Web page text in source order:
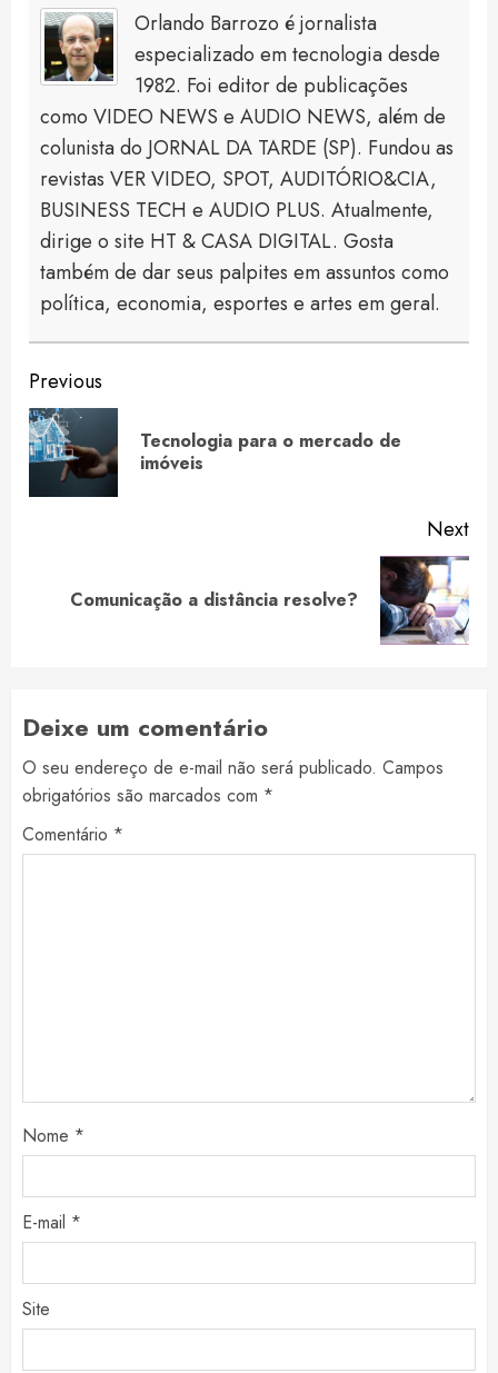
Orlando Barrozo é jornalista
especializado em tecnologia desde
1982. Foi editor de publicações
como VIDEO NEWS e AUDIO NEWS, além de
colunista do JORNAL DA TARDE (SP). Fundou as
revistas VER VIDEO, SPOT, AUDITÓRIO&CIA,
BUSINESS TECH e AUDIO PLUS. Atualmente,
dirige o site HT & CASA DIGITAL. Gosta
também de dar seus palpites em assuntos como
política, economia, esportes e artes em geral.
Continue
Reading
Previous
Tecnologia para o mercado de
imóveis
Next
NextComunicação a distância resolve?
Deixe um comentário
O seu endereço de e-mail não será publicado. Campos
obrigatórios são marcados com *
Comentário *
Nome *
E-mail *
Site